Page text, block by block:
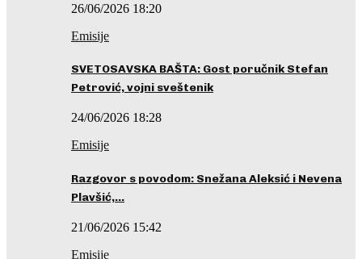
26/06/2026 18:20
Emisije
SVETOSAVSKA BAŠTA: Gost poručnik Stefan
Petrović, vojni sveštenik
24/06/2026 18:28
Emisije
Razgovor s povodom: Snežana Aleksić i Nevena
Plavšić,…
21/06/2026 15:42
Emisije